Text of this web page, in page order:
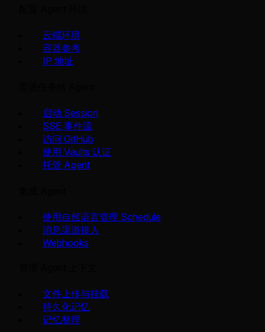
云端环境
容器参考
IP 地址
启动 Session
SSE 事件流
访问 GitHub
使用 Vaults 认证
托管 Agent
使用自然语言管理 Schedule
消息渠道接入
Webhooks
文件上传与挂载
持久化记忆
记忆整理